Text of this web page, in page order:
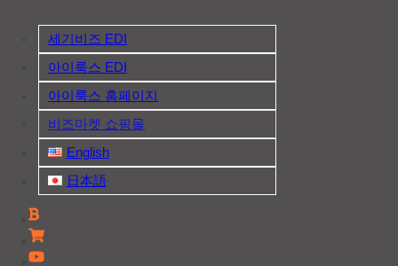
content
세기비즈 EDI
아이룩스 EDI
아이룩스 홈페이지
비즈마켓 쇼핑몰
English
日本語